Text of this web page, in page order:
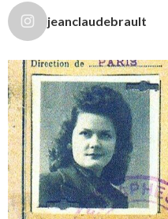
jeanclaudebrault